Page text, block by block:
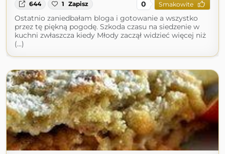
644 1 Zapisz 0 Smakowite
Ostatnio zaniedbałam bloga i gotowanie a wszystko
przez tę piękną pogodę. Szkoda czasu na siedzenie w
kuchni zwłaszcza kiedy Młody zaczął widzieć więcej niż
(...)